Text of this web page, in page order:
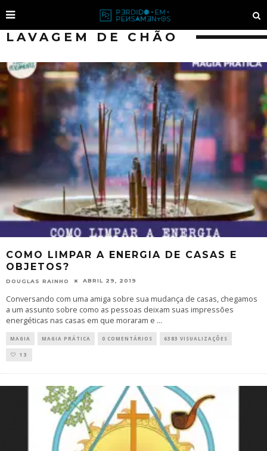
LAVAGEM DE CHÃO
COMO LIMPAR A ENERGIA DE CASAS E
OBJETOS?
DOUGLAS RAINHO ABRIL 29, 2019
Conversando com uma amiga sobre sua mudança de casas, chegamos
a um assunto sobre como as pessoas deixam suas impressões
energéticas nas casas em que moraram e ...
MAGIA MAGIA PRÁTICA 0 COMENTÁRIOS 6383 VISUALIZAÇÕES
13